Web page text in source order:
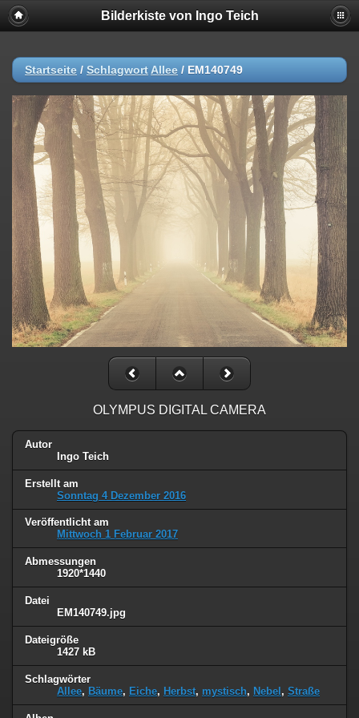
Bilderkiste von Ingo Teich
Startseite / Schlagwort Allee / EM140749
OLYMPUS DIGITAL CAMERA
Autor
Ingo Teich
Erstellt am
Sonntag 4 Dezember 2016
Veröffentlicht am
Mittwoch 1 Februar 2017
Abmessungen
1920*1440
Datei
EM140749.jpg
Dateigröße
1427 kB
Schlagwörter
Allee, Bäume, Eiche, Herbst, mystisch, Nebel , Straße